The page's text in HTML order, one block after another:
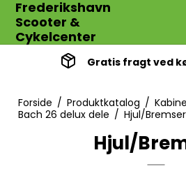
Frederikshavn
Scooter &
Cykelcenter
Hurtig
Forside / Produktkatalog /
Bach 26 delux dele / Hjul/Bremser
Hjul/